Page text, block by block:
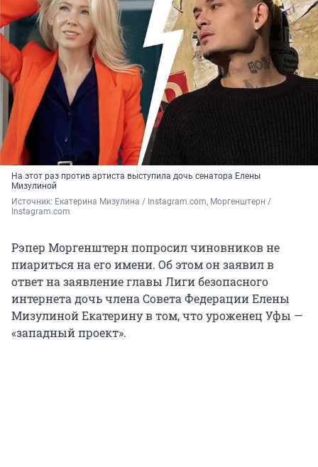
На этот раз против артиста выступила дочь сенатора Елены
Мизулиной
Источник: Екатерина Мизулина / Instagram.com, Моргенштерн /
Instagram.com
Рэпер Моргенштерн попросил чиновников не
пиариться на его имени. Об этом он заявил в
ответ на заявление главы Лиги безопасного
интернета дочь члена Совета Федерации Елены
Мизулиной Екатерину в том, что уроженец Уфы —
«западный проект».